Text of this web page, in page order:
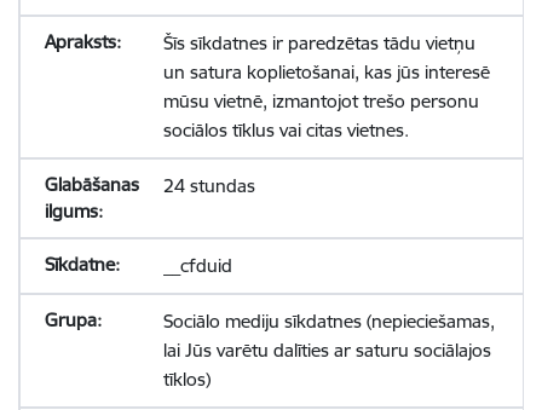
Šīs sīkdatnes ir paredzētas tādu vietņu
un satura koplietošanai, kas jūs interesē
mūsu vietnē, izmantojot trešo personu
sociālos tīklus vai citas vietnes.
24 stundas
__cfduid
Sociālo mediju sīkdatnes (nepieciešamas,
lai Jūs varētu dalīties ar saturu sociālajos
tīklos)